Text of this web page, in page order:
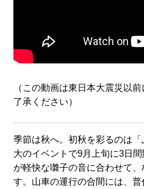
（この動画は東日本大震災以
了承ください）
季節は秋へ。初秋を彩るのは
大のイベントで9月上旬に3日
が軽快な囃子の音に合わせて
す。山車の運行の合間には、